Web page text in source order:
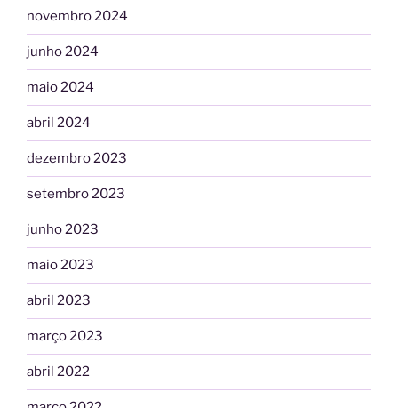
novembro 2024
junho 2024
maio 2024
abril 2024
dezembro 2023
setembro 2023
junho 2023
maio 2023
abril 2023
março 2023
abril 2022